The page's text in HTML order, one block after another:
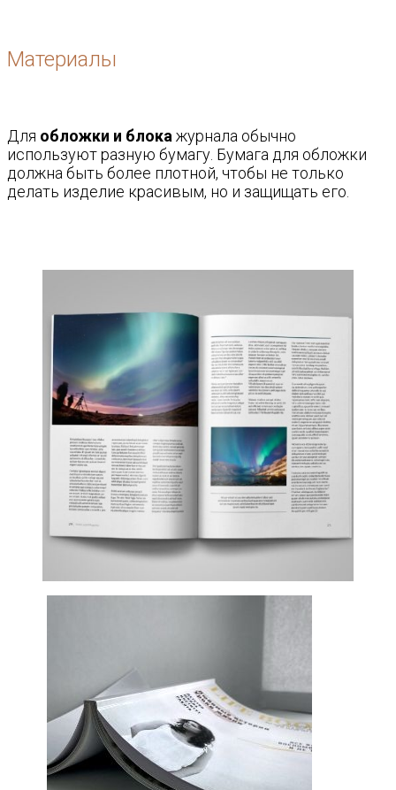
Материалы
Для обложки и блока журнала обычно
используют разную бумагу. Бумага для обложки
должна быть более плотной, чтобы не только
делать изделие красивым, но и защищать его.